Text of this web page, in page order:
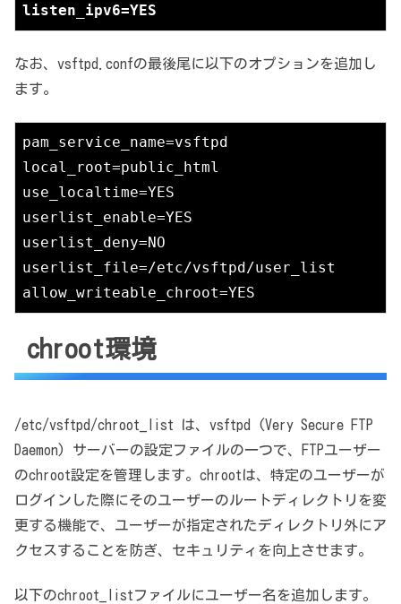
listen_ipv6=YES
なお、vsftpd.confの最後尾に以下のオプションを追加し
ます。
pam_service_name=vsftpd
local_root=public_html
use_localtime=YES
userlist_enable=YES
userlist_deny=NO
userlist_file=/etc/vsftpd/user_list
allow_writeable_chroot=YES
chroot環境
/etc/vsftpd/chroot_list は、vsftpd (Very Secure FTP
Daemon) サーバーの設定ファイルの一つで、FTPユーザー
のchroot設定を管理します。chrootは、特定のユーザーが
ログインした際にそのユーザーのルートディレクトリを変
更する機能で、ユーザーが指定されたディレクトリ外にア
クセスすることを防ぎ、セキュリティを向上させます。
以下のchroot_listファイルにユーザー名を追加します。